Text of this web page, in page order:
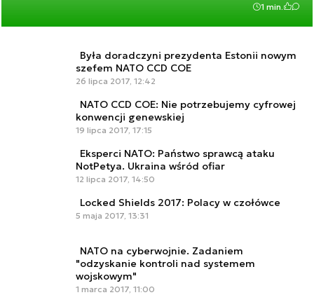
1 min.
Była doradczyni prezydenta Estonii nowym
szefem NATO CCD COE
26 lipca 2017, 12:42
NATO CCD COE: Nie potrzebujemy cyfrowej
konwencji genewskiej
19 lipca 2017, 17:15
Eksperci NATO: Państwo sprawcą ataku
NotPetya. Ukraina wśród ofiar
12 lipca 2017, 14:50
Locked Shields 2017: Polacy w czołówce
5 maja 2017, 13:31
NATO na cyberwojnie. Zadaniem
"odzyskanie kontroli nad systemem
wojskowym"
1 marca 2017, 11:00